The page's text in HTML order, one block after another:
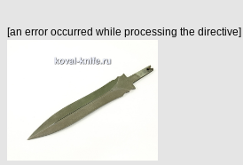
[an error occurred while processing the directive]